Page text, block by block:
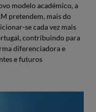
modelo académico, a
pretendem, mais do
se cada vez mais
contribuindo para
diferenciadora e
e futuros